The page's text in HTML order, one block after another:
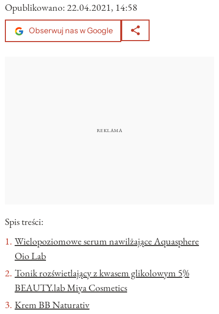
Opublikowano:22.04.2021, 14:58
Obserwuj nas w Google
Spis treści:
Wielopoziomowe serum nawilżające Aquasphere
Oio Lab
Tonik rozświetlający z kwasem glikolowym 5%
BEAUTY.lab Miya Cosmetics
Krem BB Naturativ